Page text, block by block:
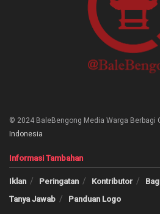
© 2024 BaleBengong Media Warga Berbagi
Indonesia
Informasi Tambahan
Iklan Peringatan Kontributor
Tanya Jawab
Panduan Logo